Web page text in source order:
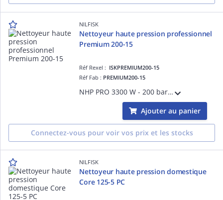
NILFISK
Nettoyeur haute pression professionnel
Premium 200-15
Réf Rexel : ISKPREMIUM200-15
Réf Fab : PREMIUM200-15
NHP PRO 3300 W - 200 bars - 650 l/h - Pompe alu - Piston inox - Moteur induction - Fléxible : 15m acier armé avec enrouleur - Utilisation : intensive 70 m²/h - Accessoires fournis : 2 buses - Garantie 1 an pro et 2 ans domestique
Ajouter au panier
Connectez-vous pour voir vos prix et les stocks
NILFISK
Nettoyeur haute pression domestique
Core 125-5 PC